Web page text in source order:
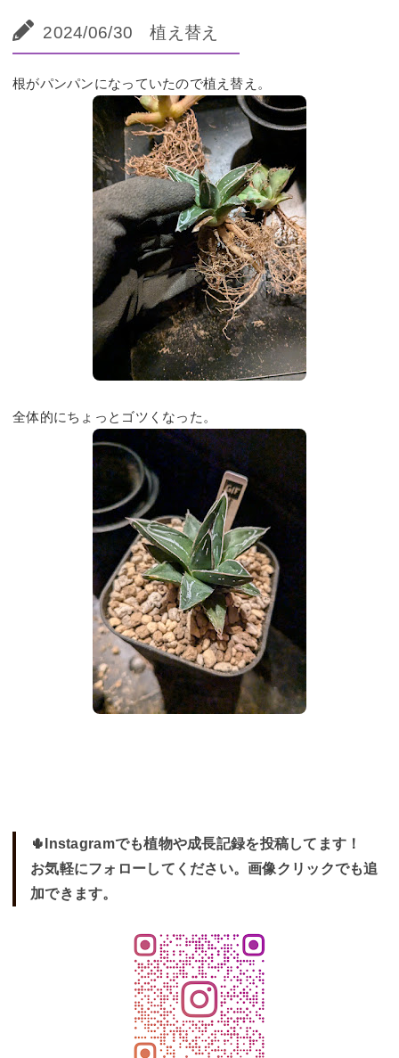
2024/06/30 植え替え
根がパンパンになっていたので植え替え。
全体的にちょっとゴツくなった。
🌵Instagramでも植物や成長記録を投稿してます！
お気軽にフォローしてください。画像クリックでも追
加できます。